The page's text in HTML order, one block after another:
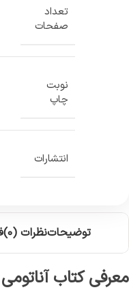
تعداد
صفحات
نوبت
چاپ
انتشارات
توضیحاتنظرات (0)
معرفی کتاب